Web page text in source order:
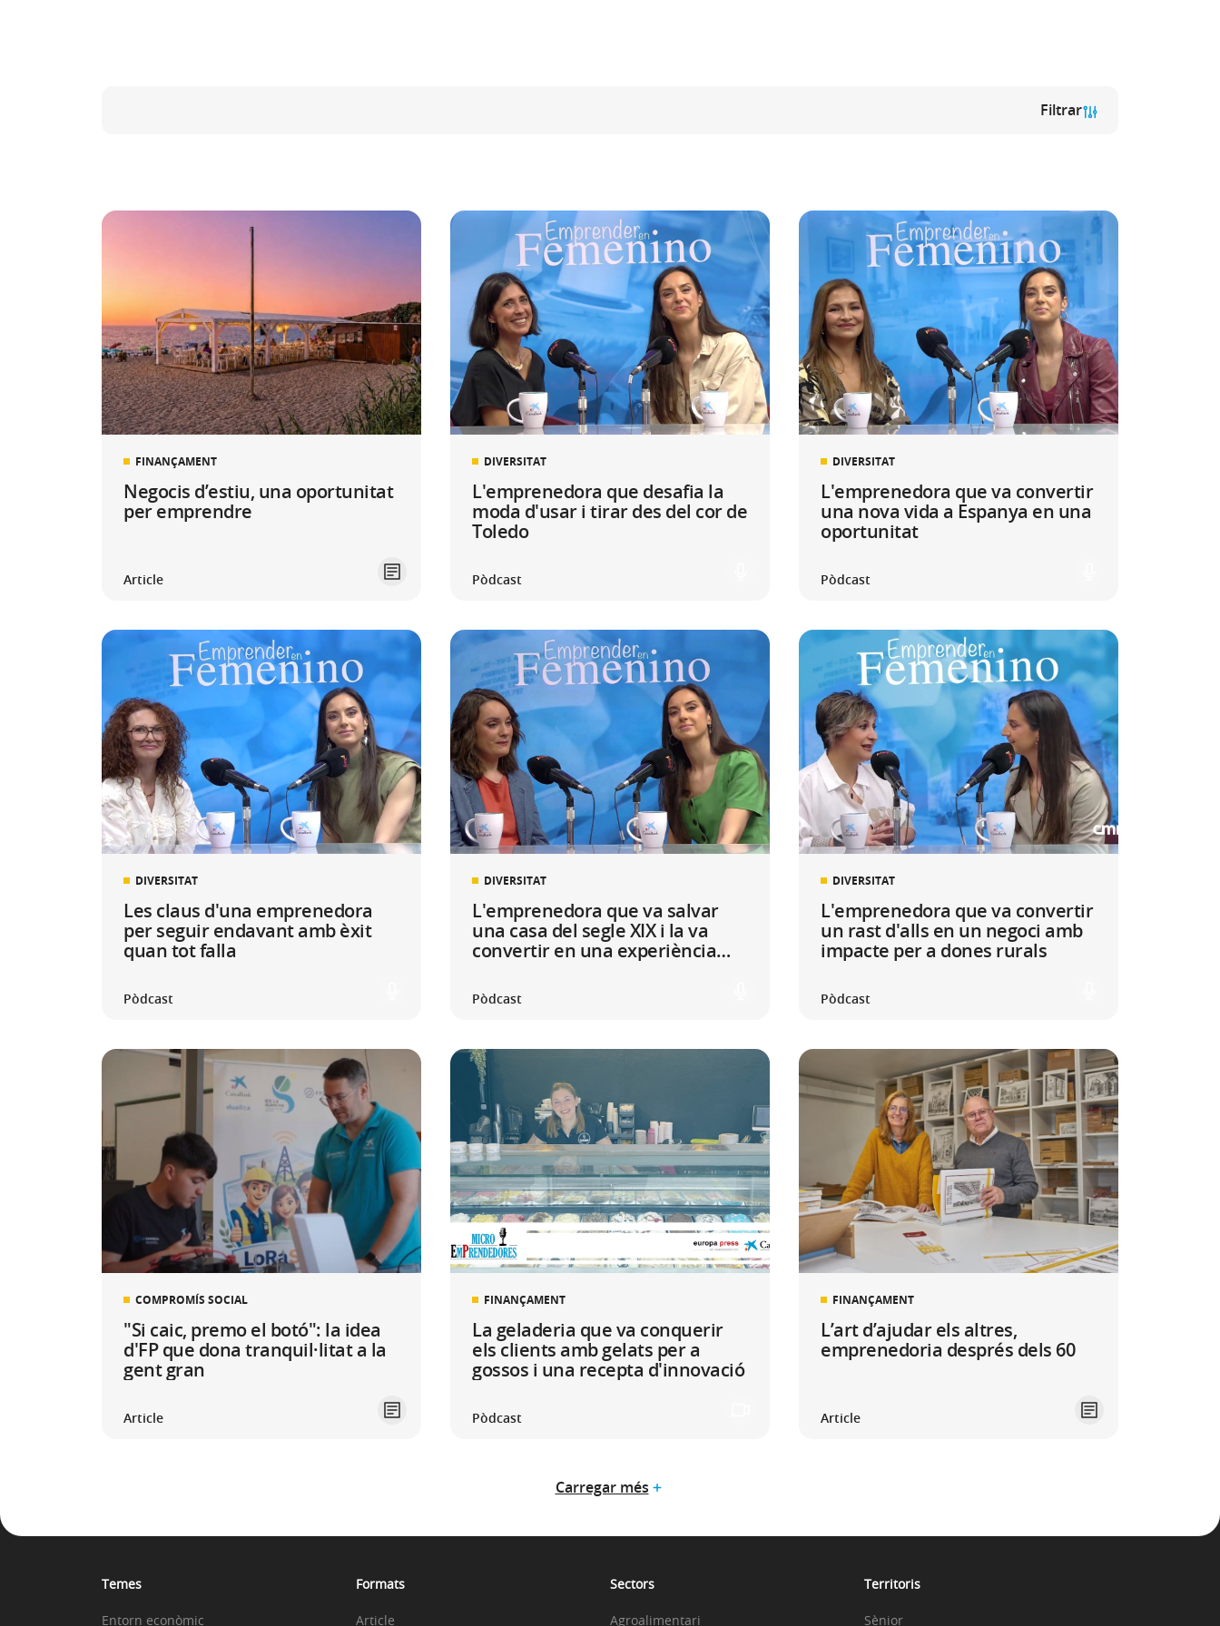
Filtrar
FINANÇAMENT
Negocis d’estiu, una oportunitat
per emprendre
Article
DIVERSITAT
L'emprenedora que desafia la
moda d'usar i tirar des del cor de
Toledo
Pòdcast
DIVERSITAT
L'emprenedora que va convertir
una nova vida a Espanya en una
oportunitat
Pòdcast
DIVERSITAT
Les claus d'una emprenedora
per seguir endavant amb èxit
quan tot falla
Pòdcast
DIVERSITAT
L'emprenedora que va salvar
una casa del segle XIX i la va
convertir en una experiència
Pòdcast
DIVERSITAT
L'emprenedora que va convertir
un rast d'alls en un negoci amb
impacte per a dones rurals
Pòdcast
COMPROMÍS SOCIAL
"Si caic, premo el botó": la idea
d'FP que dona tranquil·litat a la
gent gran
Article
FINANÇAMENT
La geladeria que va conquerir
els clients amb gelats per a
gossos i una recepta d'innovació
Pòdcast
FINANÇAMENT
L’art d’ajudar els altres,
emprenedoria després dels 60
Article
Carregar més
Temes
Entorn econòmic
Formats
Article
Sectors
Agroalimentari
Territoris
Sènior